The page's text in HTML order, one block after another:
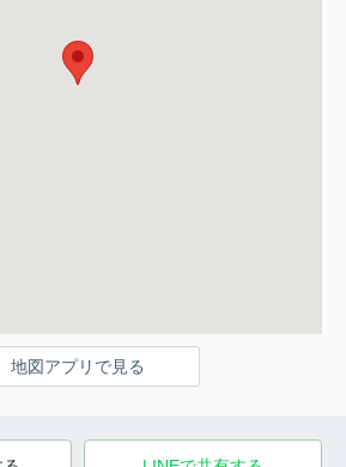
地図アプリで見る